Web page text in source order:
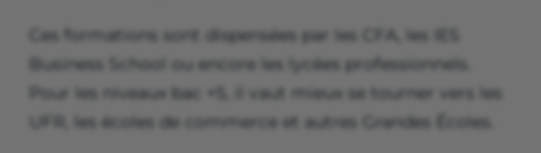
Ces formations sont dispensées par les CFA, les IES
Business School ou encore les lycées professionnels.
Pour les niveaux bac +5, il vaut mieux se tourner vers les
UFR, les écoles de commerce et autres Grandes Écoles.